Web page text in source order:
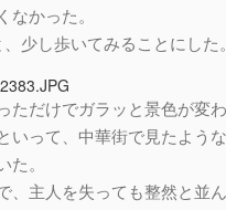
なかった。
少し歩いてみることにした。
ただけでガラッと景色が変わ
いって、中華街で見たよう
た。
、主人を失っても整然と並ん